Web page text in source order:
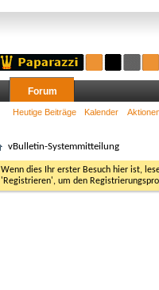
Forum
Heutige Beiträge Kalender
vBulletin-Systemmitteilung
Wenn dies Ihr erster Besuch hier ist,
'Registrieren', um den